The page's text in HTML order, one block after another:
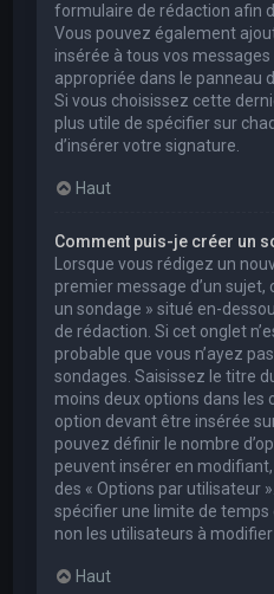
formulaire de rédaction afin
Vous pouvez également
insérée à tous vos
appropriée dans le panneau
Si vous choisissez cette
plus utile de spécifier sur
d’insérer votre signature.
Haut
Comment puis-je créer un
Lorsque vous rédigez un
premier message d’un sujet,
un sondage » situé en-
de rédaction. Si cet onglet
probable que vous n’ayez
sondages. Saisissez le titre
moins deux options dans les
option devant être insérée
pouvez définir le nombre
peuvent insérer en
des « Options par utilisateur
spécifier une limite de temps
non les utilisateurs à
Haut